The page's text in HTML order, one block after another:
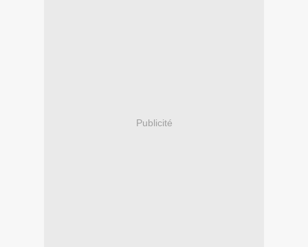
Publicité